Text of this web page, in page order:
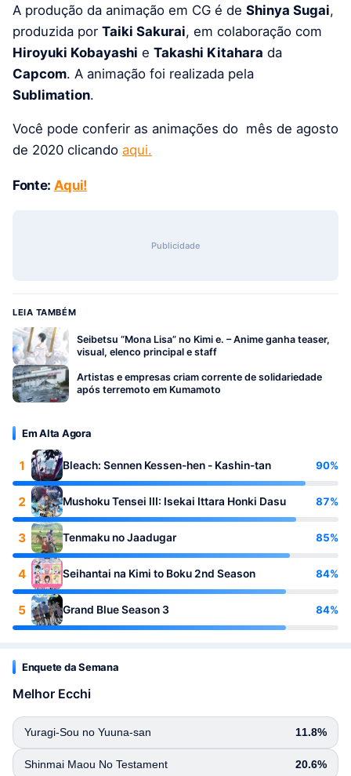
A produção da animação em CG é de Shinya Sugai,
produzida por Taiki Sakurai, em colaboração com
Hiroyuki Kobayashi e Takashi Kitahara da
Capcom. A animação foi realizada pela
Sublimation.
Você pode conferir as animações do mês de agosto
de 2020 clicando aqui.
Fonte: Aqui!
Publicidade
LEIA TAMBÉM
Seibetsu “Mona Lisa” no Kimi e. – Anime ganha teaser,
visual, elenco principal e staff
Artistas e empresas criam corrente de solidariedade
após terremoto em Kumamoto
Em Alta Agora
1 Bleach: Sennen Kessen-hen - Kashin-tan 90%
2 Mushoku Tensei III: Isekai Ittara Honki Dasu 87%
3 Tenmaku no Jaadugar 85%
4 Seihantai na Kimi to Boku 2nd Season 84%
5 Grand Blue Season 3 84%
Enquete da Semana
Melhor Ecchi
Yuragi-Sou no Yuuna-san 11.8%
Shinmai Maou No Testament 20.6%